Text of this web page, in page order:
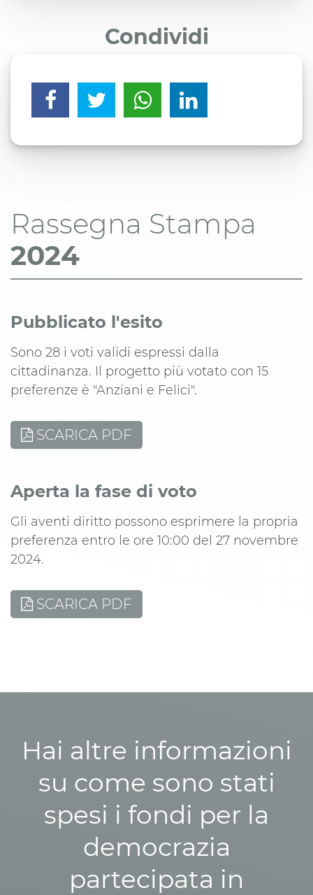
Condividi
Rassegna Stampa
2024
Pubblicato l'esito
Sono 28 i voti validi espressi dalla
cittadinanza. Il progetto più votato con 15
preferenze è "Anziani e Felici".
SCARICA PDF
Aperta la fase di voto
Gli aventi diritto possono esprimere la propria
preferenza entro le ore 10:00 del 27 novembre
2024.
SCARICA PDF
Hai altre informazioni
su come sono stati
spesi i fondi per la
democrazia
partecipata in